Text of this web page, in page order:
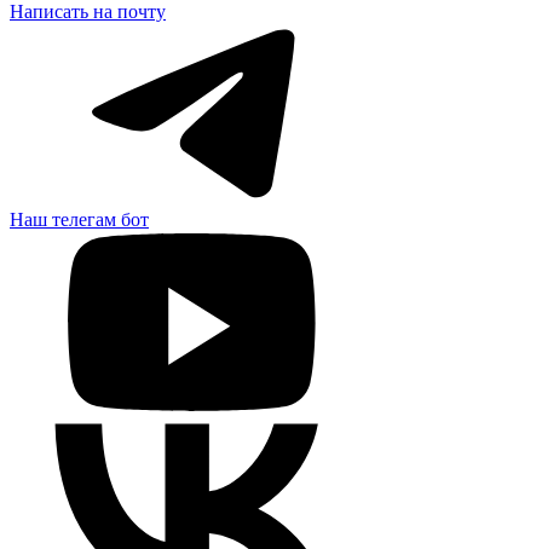
Написать на почту
Наш телегам бот